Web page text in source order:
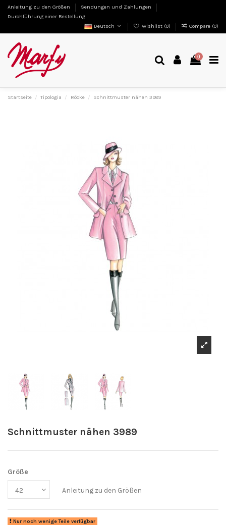
Anleitung zu den Größen
Sendungen und Zahlungen
Durchführung einer Bestellung
Deutsch
Wishlist (0) Compare (0)
0
Startseite Tipologia Röcke Schnittmuster nähen 3989
Schnittmuster nähen 3989
Größe
Anleitung zu den Größen
Nur noch wenige Teile verfügbar